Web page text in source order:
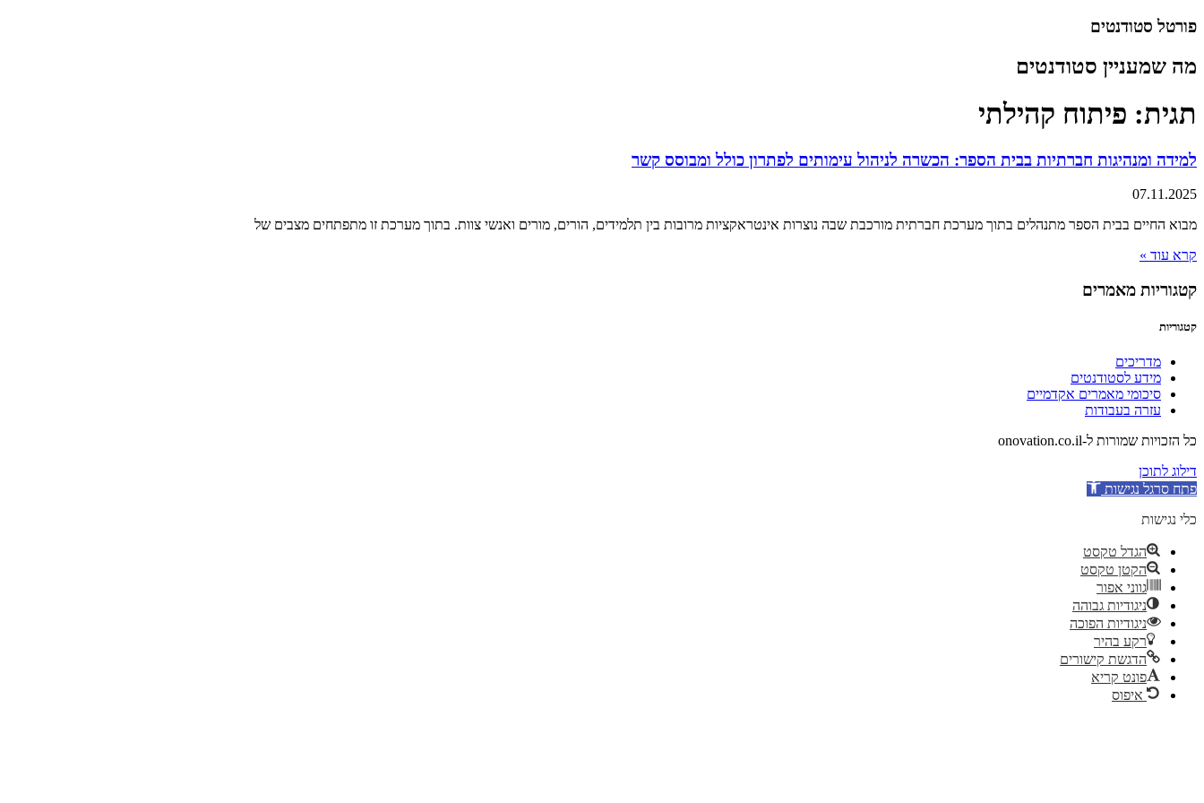
דלג
פורטל סטודנטים
מה שמעניין סטודנטים
תגית: פיתוח קהילתי
למידה ומנהיגות חברתיות בבית הספר: הכשרה לניהול עימותים לפתרון כולל ומבוסס קשר
07.11.2025
מבוא החיים בבית הספר מתנהלים בתוך מערכת חברתית מורכבת שבה נוצרות אינטראקציות מרובות בין תלמידים, הורים, מורים ואנשי צוות. בתוך מערכת זו מתפתחים מצבים של
קרא עוד »
קטגוריות מאמרים
קטגוריות
מדריכים
מידע לסטודנטים
סיכומי מאמרים אקדמיים
עזרה בעבודות
כל הזכויות שמורות ל-onovation.co.il
דילוג לתוכן
פתח סרגל נגישות
כלי נגישות
הגדל טקסט
הקטן טקסט
גווני אפור
ניגודיות גבוהה
ניגודיות הפוכה
רקע בהיר
הדגשת קישורים
פונט קריא
איפוס